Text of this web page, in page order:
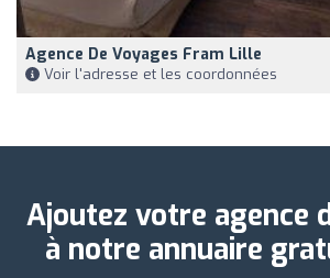
Agence De Voyages Fram Lille
Voir l'adresse et les coordonnées
Ajoutez votre agence
à notre annuaire